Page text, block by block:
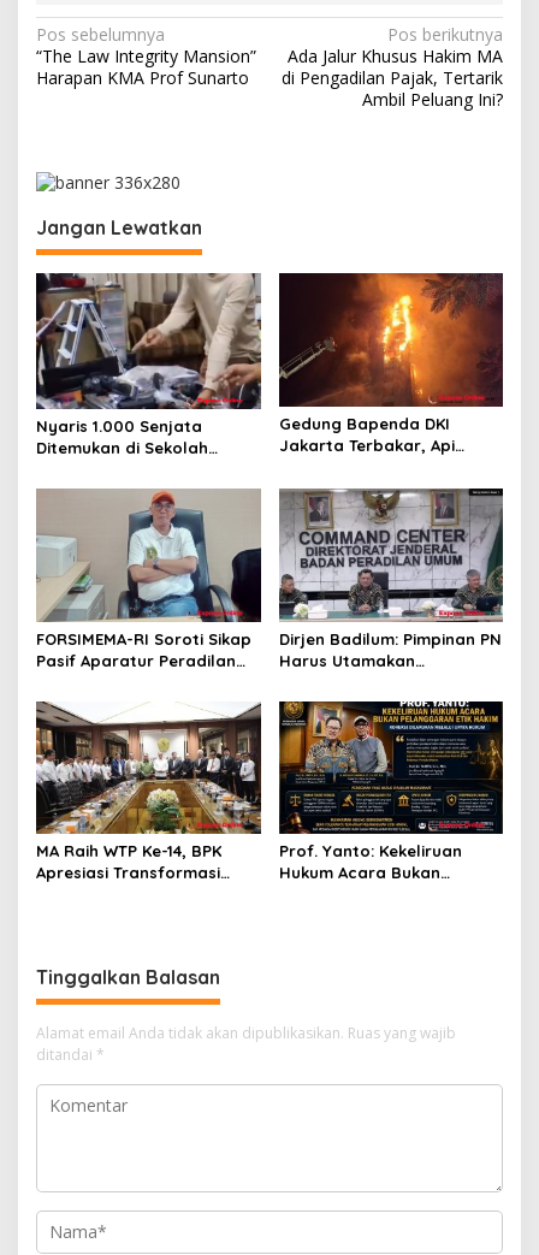
N
a
g
s
i
p
o
s
Pos sebelumnya
“The Law Integrity Mansion”
Harapan KMA Prof Sunarto
Pos berikutnya
Ada Jalur Khusus Hakim MA
di Pengadilan Pajak, Tertarik
Ambil Peluang Ini?
Jangan Lewatkan
Nyaris 1.000 Senjata
Ditemukan di Sekolah
Turun Tangan
Gedung Bapenda DKI
Jakarta Terbakar, Api
FORSIMEMA-RI Soroti Sikap
Pasif Aparatur Peradilan
Diri Hanya Memperburuk
Citra Lembaga
Dirjen Badilum: Pimpinan PN
Harus Utamakan
Pribadi
MA Raih WTP Ke-14, BPK
Apresiasi Transformasi
Prof. Yanto: Kekeliruan
Hukum Acara Bukan
Tinggalkan Balasan
Alamat email Anda tidak akan dipublikasikan. Ruas yang wajib
ditandai *